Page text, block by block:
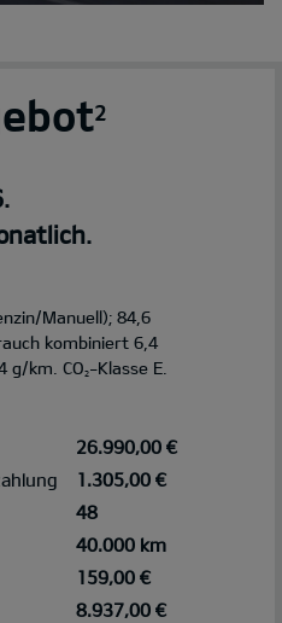
2
Manuell); 84,6
kombiniert 6,4
g/km. CO2-Klasse E.
26.990,00 €
1.305,00 €
48
40.000 km
159,00 €
8.937,00 €